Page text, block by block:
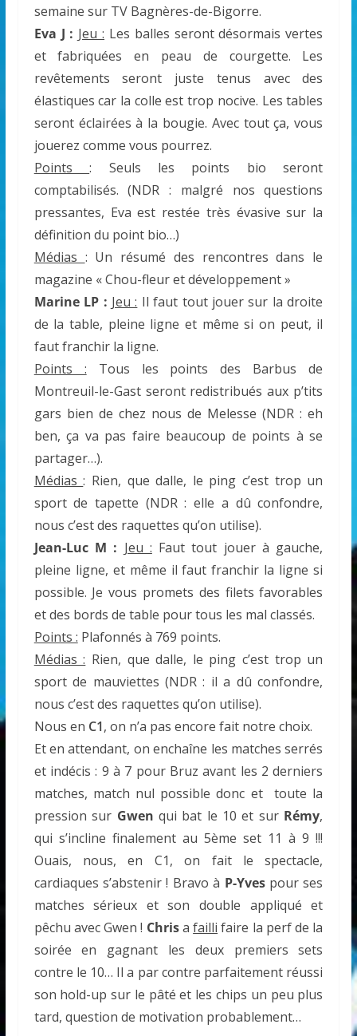
semaine sur TV Bagnères-de-Bigorre.
Eva J : Jeu : Les balles seront désormais vertes
et fabriquées en peau de courgette. Les
revêtements seront juste tenus avec des
élastiques car la colle est trop nocive. Les tables
seront éclairées à la bougie. Avec tout ça, vous
jouerez comme vous pourrez.
Points: Seuls les points bio seront
comptabilisés. (NDR : malgré nos questions
pressantes, Eva est restée très évasive sur la
définition du point bio…)
Médias : Un résumé des rencontres dans le
magazine « Chou-fleur et développement »
Marine LP : Jeu : Il faut tout jouer sur la droite
de la table, pleine ligne et même si on peut, il
faut franchir la ligne.
Points : Tous les points des Barbus de
Montreuil-le-Gast seront redistribués aux p’tits
gars bien de chez nous de Melesse (NDR : eh
ben, ça va pas faire beaucoup de points à se
partager…).
Médias: Rien, que dalle, le ping c’est trop un
sport de tapette (NDR : elle a dû confondre,
nous c’est des raquettes qu’on utilise).
Jean-Luc M : Jeu : Faut tout jouer à gauche,
pleine ligne, et même il faut franchir la ligne si
possible. Je vous promets des filets favorables
et des bords de table pour tous les mal classés.
Points : Plafonnés à 769 points.
Médias : Rien, que dalle, le ping c’est trop un
sport de mauviettes (NDR : il a dû confondre,
nous c’est des raquettes qu’on utilise).
Nous en C1, on n’a pas encore fait notre choix.
Et en attendant, on enchaîne les matches serrés
et indécis : 9 à 7 pour Bruz avant les 2 derniers
matches, match nul possible donc et toute la
pression sur Gwen qui bat le 10 et sur Rémy,
qui s’incline finalement au 5ème set 11 à 9 !!!
Ouais, nous, en C1, on fait le spectacle,
cardiaques s’abstenir ! Bravo à P-Yvespour ses
matches sérieux et son double appliqué et
pêchu avec Gwen ! Chrisafailli faire la perf de la
soirée en gagnant les deux premiers sets
contre le 10… Il a par contre parfaitement réussi
son hold-up sur le pâté et les chips un peu plus
tard, question de motivation probablement…